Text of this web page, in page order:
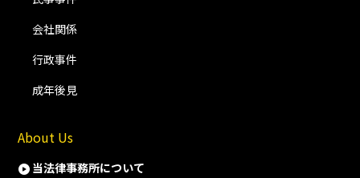
会社関係
行政事件
成年後見
About Us
当法律事務所について